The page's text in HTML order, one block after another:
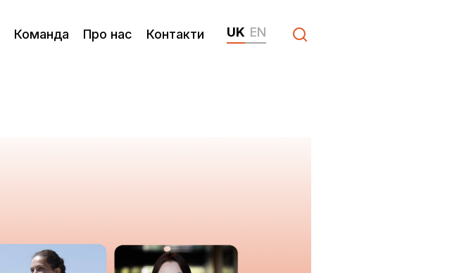
Команда Про нас Контакти UK EN